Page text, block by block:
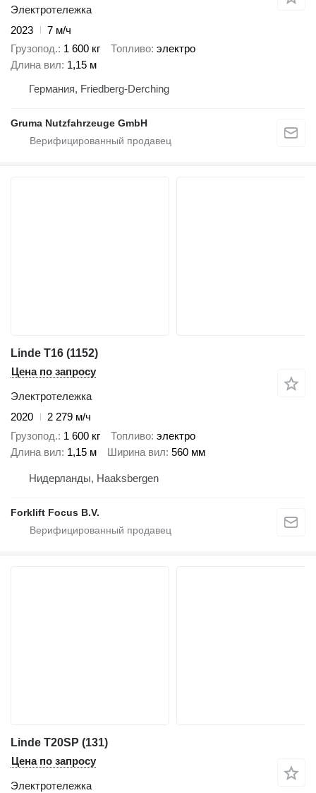
Электротележка
2023
7 м/ч
Грузопод. 1 600 кг Топливо электро
Длина вил 1,15 м
Германия, Friedberg-Derching
Gruma Nutzfahrzeuge GmbH
Linde T16 (1152)
Цена по запросу
Электротележка
2020
2 279 м/ч
Грузопод. 1 600 кг Топливо электро
Длина вил 1,15 м Ширина вил 560 мм
Нидерланды, Haaksbergen
Forklift Focus B.V.
Linde T20SP (131)
Цена по запросу
Электротележка